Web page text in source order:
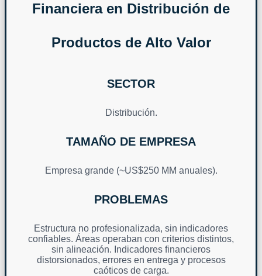
Financiera en Distribución de
Productos de Alto Valor
SECTOR
Distribución.
TAMAÑO DE EMPRESA
Empresa grande (~US$250 MM anuales).
PROBLEMAS
Estructura no profesionalizada, sin indicadores
confiables. Áreas operaban con criterios distintos,
sin alineación. Indicadores financieros
distorsionados, errores en entrega y procesos
caóticos de carga.